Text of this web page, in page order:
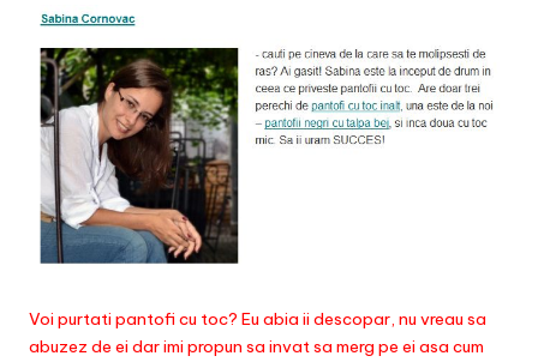
Voi purtati pantofi cu toc? Eu abia ii descopar, nu vreau sa
abuzez de ei dar imi propun sa invat sa merg pe ei asa cum